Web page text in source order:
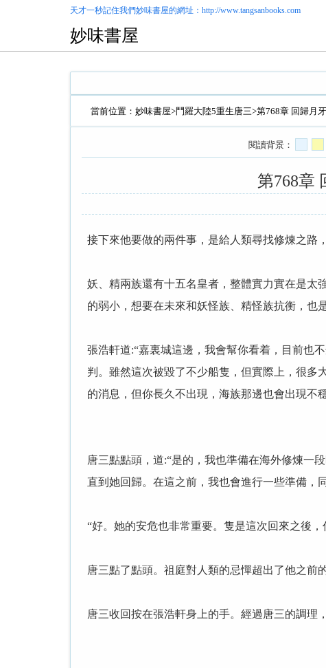
天才一秒記住我們妙味書屋的網址：http://www.tangsanbooks.com
妙味書屋
當前位置： 妙味書屋>鬥羅大陸5重生唐三>第768章 回歸月
閱讀背景：
第768章
接下來他要做的兩件事，是給人類尋找修煉之路
妖、精兩族還有十五名皇者，整體實力實在是太
的弱小，想要在未來和妖怪族、精怪族抗衡，也
張浩軒道:“嘉裏城這邊，我會幫你看着，目前也
判。雖然這次被毀了不少船隻，但實際上，很多
的消息，但你長久不出現，海族那邊也會出現不
唐三點點頭，道:“是的，我也準備在海外修煉一
直到她回歸。在這之前，我也會進行一些準備，
“好。她的安危也非常重要。隻是這次回來之後
唐三點了點頭。祖庭對人類的忌憚超出了他之前
唐三收回按在張浩軒身上的手。經過唐三的調理